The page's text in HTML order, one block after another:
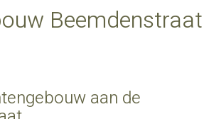
Beemdenstraat
aan de